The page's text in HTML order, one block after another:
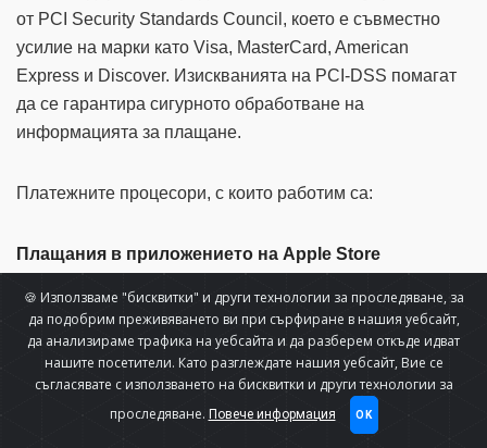
🍪 Използваме "бисквитки" и други технологии за проследяване, за
да подобрим преживяването ви при сърфиране в нашия уебсайт,
да анализираме трафика на уебсайта и да разберем откъде идват
нашите посетители. Като разглеждате нашия уебсайт, Вие се
съгласявате с използването на бисквитки и други технологии за
проследяване. Повече информация OK
от PCI Security Standards Council, което е съвместно
усилие на марки като Visa, MasterCard, American
Express и Discover. Изискванията на PCI-DSS помагат
да се гарантира сигурното обработване на
информацията за плащане.
Платежните процесори, с които работим са:
Плащания в приложението на Apple Store
Тяхната политика за поверителност може да се види
на https://www.apple.com/legal/privacy/en-ww/
Google Play Плащания в приложението